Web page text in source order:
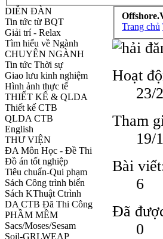
DIỄN ĐÀN
Tin tức từ BQT
Giải trí - Relax
Tìm hiểu về Ngành
CHUYÊN NGÀNH
Tin tức Thời sự
Giao lưu kinh nghiệm
Hình ảnh thực tế
THIẾT KẾ & QLDA
Thiết kế CTB
QLDA CTB
English
THƯ VIỆN
ĐA Môn Học - Đề Thi
Đồ án tốt nghiệp
Tiêu chuẩn-Qui phạm
Sách Công trình biển
Sách KThuật Ctrình
DA CTB Đã Thi Công
PHẦM MỀM
Sacs/Moses/Sesam
Soil-GRLWEAP
Trang chủ
Hoạt
23/
Tham
19/
Bài
6
Đã
0